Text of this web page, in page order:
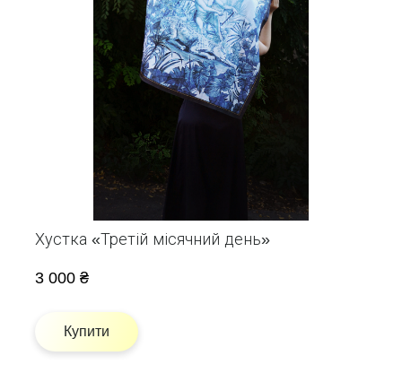
Хустка «Третій місячний день»
3 000 ₴
Купити